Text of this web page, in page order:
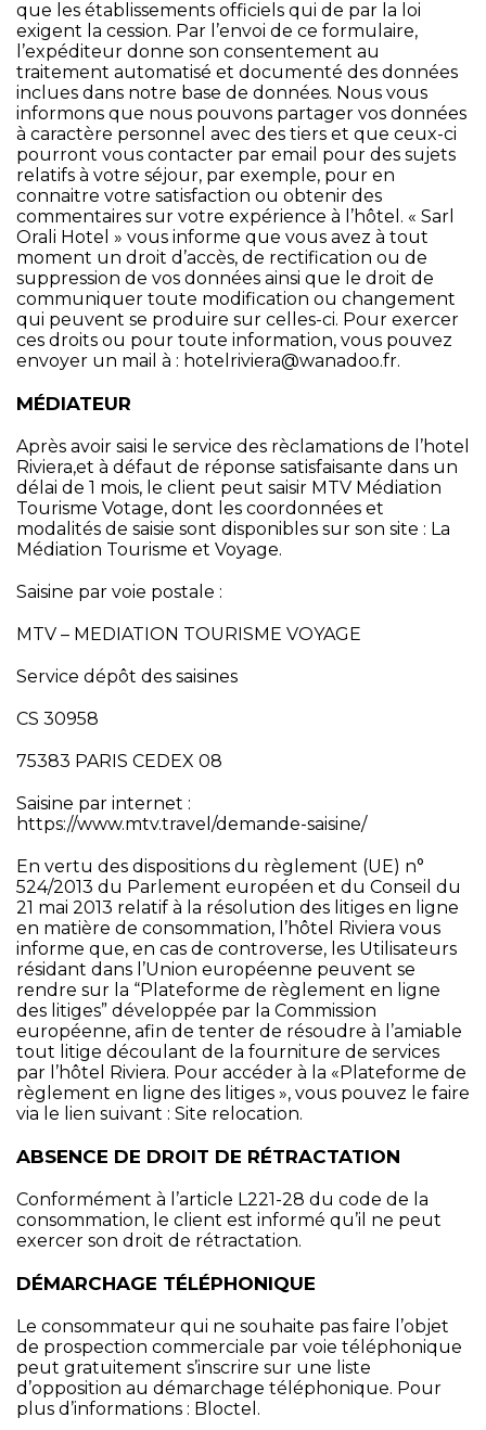
que les établissements officiels qui de par la loi
exigent la cession. Par l’envoi de ce formulaire,
l’expéditeur donne son consentement au
traitement automatisé et documenté des données
inclues dans notre base de données. Nous vous
informons que nous pouvons partager vos données
à caractère personnel avec des tiers et que ceux-ci
pourront vous contacter par email pour des sujets
relatifs à votre séjour, par exemple, pour en
connaitre votre satisfaction ou obtenir des
commentaires sur votre expérience à l’hôtel. « Sarl
Orali Hotel » vous informe que vous avez à tout
moment un droit d’accès, de rectification ou de
suppression de vos données ainsi que le droit de
communiquer toute modification ou changement
qui peuvent se produire sur celles-ci. Pour exercer
ces droits ou pour toute information, vous pouvez
envoyer un mail à : hotelriviera@wanadoo.fr.
MÉDIATEUR
Après avoir saisi le service des rèclamations de l’hotel
Riviera,et à défaut de réponse satisfaisante dans un
délai de 1 mois, le client peut saisir MTV Médiation
Tourisme Votage, dont les coordonnées et
modalités de saisie sont disponibles sur son site : La
Médiation Tourisme et Voyage.
Saisine par voie postale :
MTV – MEDIATION TOURISME VOYAGE
Service dépôt des saisines
CS 30958
75383 PARIS CEDEX 08
Saisine par internet :
https://www.mtv.travel/demande-saisine/
En vertu des dispositions du règlement (UE) n°
524/2013 du Parlement européen et du Conseil du
21 mai 2013 relatif à la résolution des litiges en ligne
en matière de consommation, l’hôtel Riviera vous
informe que, en cas de controverse, les Utilisateurs
résidant dans l’Union européenne peuvent se
rendre sur la “Plateforme de règlement en ligne
des litiges” développée par la Commission
européenne, afin de tenter de résoudre à l’amiable
tout litige découlant de la fourniture de services
par l’hôtel Riviera. Pour accéder à la «Plateforme de
règlement en ligne des litiges », vous pouvez le faire
via le lien suivant : Site relocation.
ABSENCE DE DROIT DE RÉTRACTATION
Conformément à l’article L221-28 du code de la
consommation, le client est informé qu’il ne peut
exercer son droit de rétractation.
DÉMARCHAGE TÉLÉPHONIQUE
Le consommateur qui ne souhaite pas faire l’objet
de prospection commerciale par voie téléphonique
peut gratuitement s’inscrire sur une liste
d’opposition au démarchage téléphonique. Pour
plus d’informations : Bloctel .